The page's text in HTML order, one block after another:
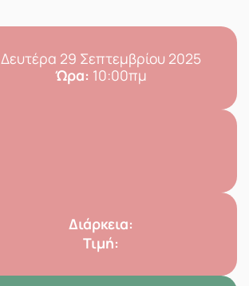
Δευτέρα 29 Σεπτεμβρίου 2025
Ώρα: 10:00πμ
Διάρκεια:
Τιμή: